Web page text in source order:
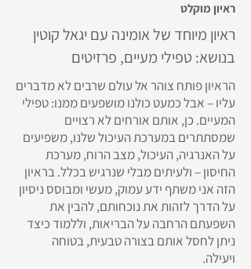
ראיון מוקלט
ראיון מיוחד של אומינה עם יגאל קוטין
בנושא: טפילי מעיים, פרזיטים
הראיון פותח צוהר אל עולם שרבים לא מדברים
עליו – אבל כמעט כולנו מושפעים ממנו: טפילי
המעיים. כן, אותם אורחים לא רצויים
שמסתתרים במערכת העיכול שלנו, משפיעים
על האנרגיה, העיכול, מצב הרוח, מערכת
החיסון – ולעיתים מבלי שנרגיש בכלל. בראיון
הזה אני משתף ידע עמוק, מעשי ומבוסס ניסיון
על הדרך לזהות את נוכחותם, להבין את
השפעתם הרחבה על הבריאות, וללמוד כיצד
ניתן לחסל אותם בצורה טבעית, בטוחה
ויעילה.